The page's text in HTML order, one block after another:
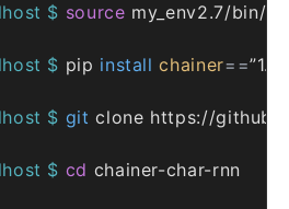
$ source
$ pip install chainer==
$ git
$ cd